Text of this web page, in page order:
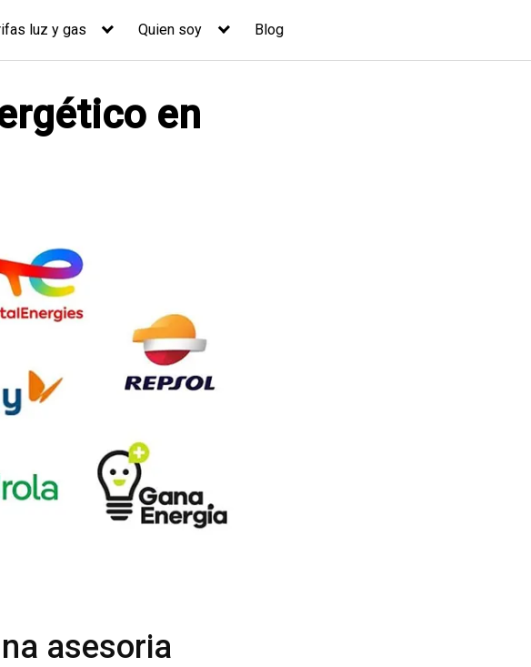
luz y gas Quien soy Blog
en
asesoria